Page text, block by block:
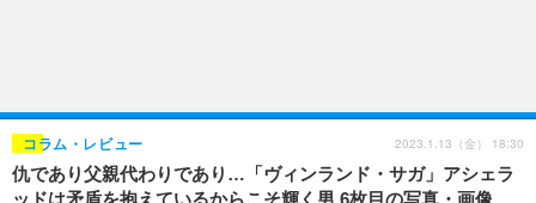
ゲーム グッズ
海外イベント ビジネス
俳優・タレント アーティスト
アニメ 実写
動画
仇であり父親代わりであり…「ヴィンランド・サガ」アシェラ
ッドは矛盾を抱えているからこそ輝く男 6枚目の写真・画像
コラム・レビュー 2023.1.13（金） 18:30